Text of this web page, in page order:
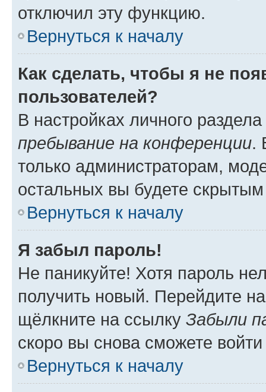
отключил эту функцию.
Вернуться к началу
Как сделать, чтобы я не
пользователей?
В настройках личного
пребывание на конференции.
только администраторам,
остальных вы будете
Вернуться к началу
Я забыл пароль!
Не паникуйте! Хотя пароль
получить новый. Перейдите
щёлкните на ссылку Забыли
скоро вы снова сможете
Вернуться к началу